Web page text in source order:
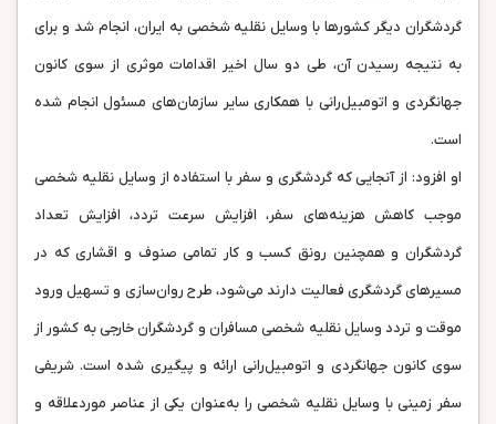
‏گردشگران دیگر کشورها با وسایل نقلیه شخصی به ایران، انجام شد و برای
به نتیجه رسیدن آن، طی دو سال اخیر اقدامات موثری از سوی کانون
جهانگردی و اتومبیل‌رانی با همکاری سایر سازمان‌های مسئول انجام شده
است.
او افزود: از آنجایی که گردشگری و سفر با استفاده از وسایل نقلیه شخصی
موجب کاهش هزینه‌های سفر، افزایش سرعت تردد، افزایش تعداد
گردشگران و همچنین رونق کسب و کار تمامی صنوف و اقشاری که در
مسیرهای گردشگری فعالیت دارند می‌شود، طرح روان‌سازی و تسهیل ورود
موقت و تردد وسایل نقلیه شخصی مسافران و گردشگران خارجی به کشور از
سوی کانون جهانگردی و اتومبیل‌رانی ارائه و پیگیری شده است. شریفی
سفر زمینی با وسایل نقلیه شخصی را به‌عنوان یکی از عناصر موردعلاقه و